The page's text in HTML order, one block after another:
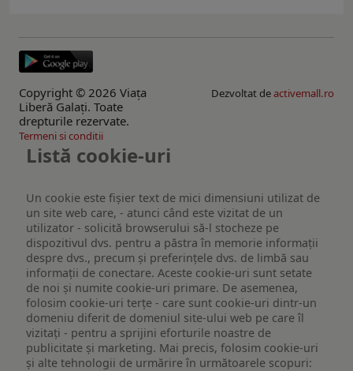
Copyright © 2026 Viaţa
Liberă Galaţi. Toate
drepturile rezervate.
Dezvoltat deactivemall.ro
Termeni si conditii
Listă cookie-uri
Un cookie este fişier text de mici dimensiuni utilizat de
un site web care, - atunci când este vizitat de un
utilizator - solicită browserului să-l stocheze pe
dispozitivul dvs. pentru a păstra în memorie informații
despre dvs., precum și preferințele dvs. de limbă sau
informații de conectare. Aceste cookie-uri sunt setate
de noi și numite cookie-uri primare. De asemenea,
folosim cookie-uri terțe - care sunt cookie-uri dintr-un
domeniu diferit de domeniul site-ului web pe care îl
vizitați - pentru a sprijini eforturile noastre de
publicitate și marketing. Mai precis, folosim cookie-uri
și alte tehnologii de urmărire în următoarele scopuri: